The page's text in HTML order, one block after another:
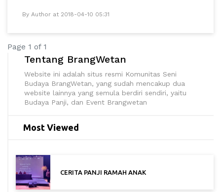
By Author at 2018-04-10 05:31
Page 1 of 1
Tentang BrangWetan
Website ini adalah situs resmi Komunitas Seni
Budaya BrangWetan, yang sudah mencakup dua
website lainnya yang semula berdiri sendiri, yaitu
Budaya Panji, dan Event Brangwetan
Most Viewed
CERITA PANJI RAMAH ANAK